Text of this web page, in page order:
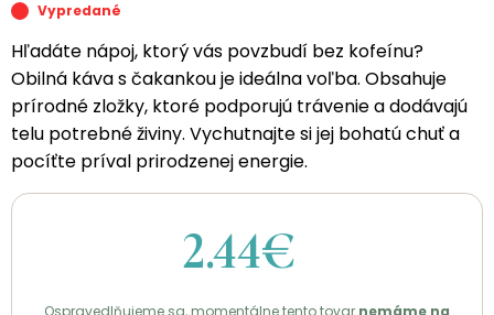
Vypredané
Hľadáte nápoj, ktorý vás povzbudí bez kofeínu?
Obilná káva s čakankou je ideálna voľba. Obsahuje
prírodné zložky, ktoré podporujú trávenie a dodávajú
telu potrebné živiny. Vychutnajte si jej bohatú chuť a
pocíťte príval prirodzenej energie.
2.44€